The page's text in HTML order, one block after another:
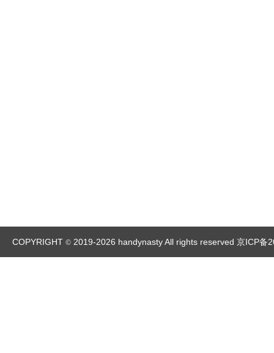
COPYRIGHT © 2019-2026 handynasty All rights reserved 京ICP备